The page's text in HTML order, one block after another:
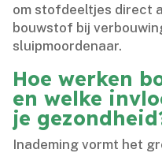
om stofdeeltjes direct
bouwstof bij
sluipmoordenaar.​
Hoe werken
en welke
je
Inademing vormt het